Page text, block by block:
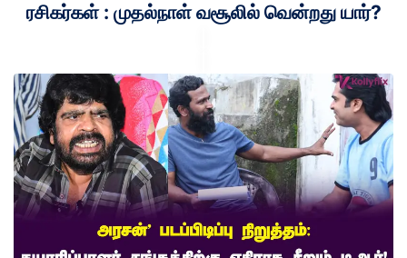
ரசிகர்கள் : முதல்நாள் வசூலில் வென்றது யார்?